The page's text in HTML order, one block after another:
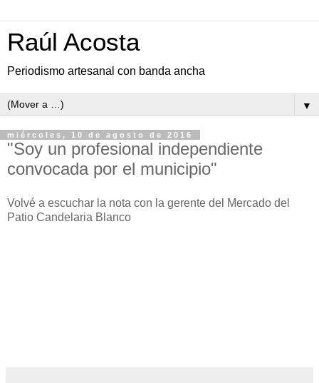
Raúl Acosta
Periodismo artesanal con banda ancha
▼
miércoles, 10 de agosto de 2016
"Soy un profesional independiente
convocada por el municipio"
Volvé a escuchar la nota con la gerente del Mercado del
Patio Candelaria Blanco